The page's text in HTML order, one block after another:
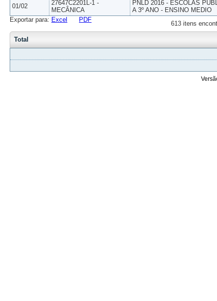
01/02
27647C2201L-1 -
MECÂNICA
PNLD 2016 - ESCOLAS
A 3º ANO - ENSINO MEDIO
613 itens
Exportar para: Excel PDF
Total